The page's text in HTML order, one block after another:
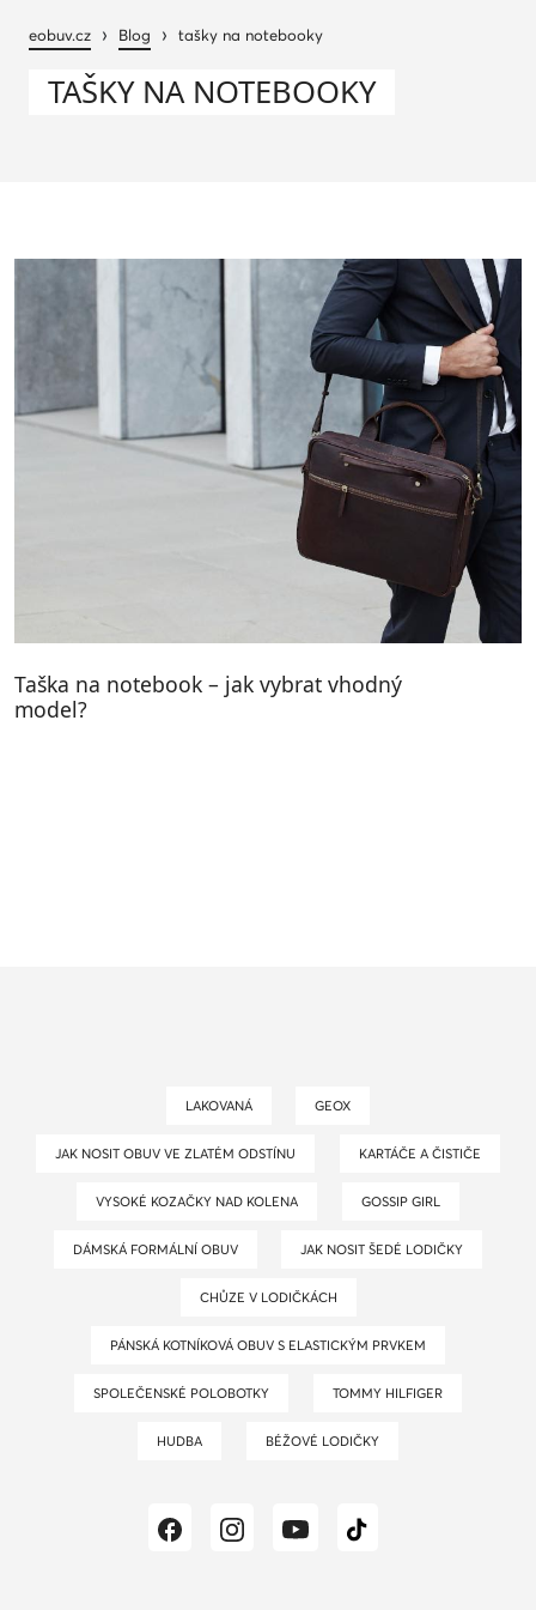
eobuv.cz › Blog › tašky na notebooky
TAŠKY NA NOTEBOOKY
Taška na notebook – jak vybrat vhodný
model?
LAKOVANÁ GEOX
JAK NOSIT OBUV VE ZLATÉM ODSTÍNU KARTÁČE A ČISTIČE
VYSOKÉ KOZAČKY NAD KOLENA GOSSIP GIRL
DÁMSKÁ FORMÁLNÍ OBUV JAK NOSIT ŠEDÉ LODIČKY
CHŮZE V LODIČKÁCH
PÁNSKÁ KOTNÍKOVÁ OBUV S ELASTICKÝM PRVKEM
SPOLEČENSKÉ POLOBOTKY TOMMY HILFIGER
HUDBA BÉŽOVÉ LODIČKY